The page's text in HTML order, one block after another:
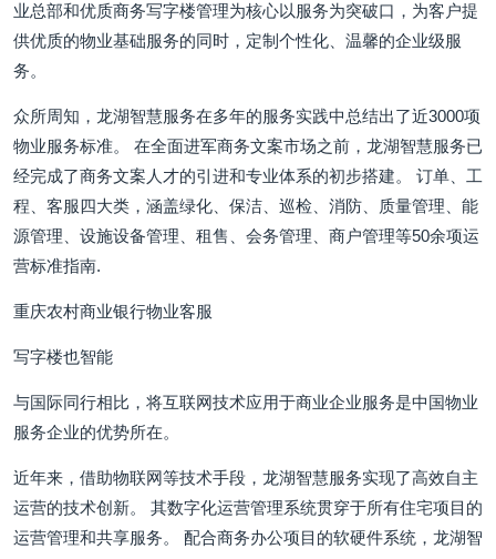
业总部和优质商务写字楼管理为核心以服务为突破口，为客户提
供优质的物业基础服务的同时，定制个性化、温馨的企业级服
务。
众所周知，龙湖智慧服务在多年的服务实践中总结出了近3000项
物业服务标准。 在全面进军商务文案市场之前，龙湖智慧服务已
经完成了商务文案人才的引进和专业体系的初步搭建。 订单、工
程、客服四大类，涵盖绿化、保洁、巡检、消防、质量管理、能
源管理、设施设备管理、租售、会务管理、商户管理等50余项运
营标准指南.
重庆农村商业银行物业客服
写字楼也智能
与国际同行相比，将互联网技术应用于商业企业服务是中国物业
服务企业的优势所在。
近年来，借助物联网等技术手段，龙湖智慧服务实现了高效自主
运营的技术创新。 其数字化运营管理系统贯穿于所有住宅项目的
运营管理和共享服务。 配合商务办公项目的软硬件系统，龙湖智